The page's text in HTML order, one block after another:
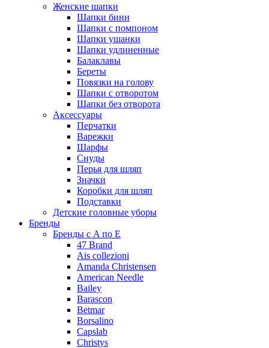
Женские шапки
Шапки бини
Шапки с помпоном
Шапки ушанки
Шапки удлиненные
Балаклавы
Береты
Повязки на голову
Шапки с отворотом
Шапки без отворота
Аксессуары
Перчатки
Варежки
Шарфы
Снуды
Перья для шляп
Значки
Коробки для шляп
Подставки
Детские головные уборы
Бренды
Бренды с A по E
47 Brand
Ais collezioni
Amanda Christensen
American Needle
Bailey
Barascon
Betmar
Borsalino
Capslab
Christys